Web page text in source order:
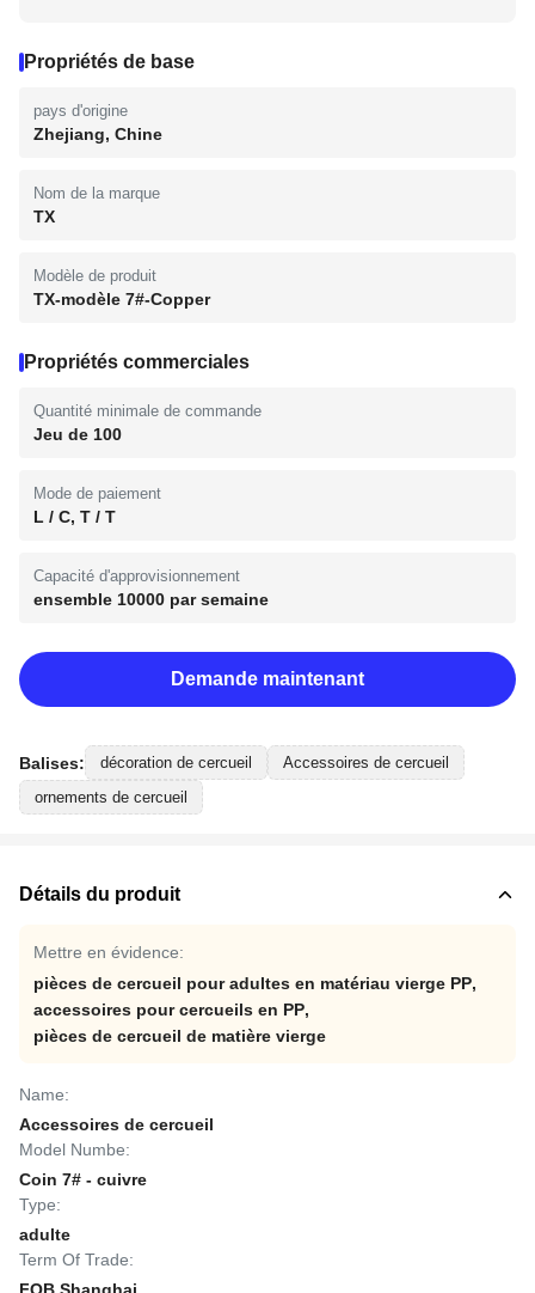
Propriétés de base
pays d'origine
Zhejiang, Chine
Nom de la marque
TX
Modèle de produit
TX-modèle 7#-Copper
Propriétés commerciales
Quantité minimale de commande
Jeu de 100
Mode de paiement
L / C, T / T
Capacité d'approvisionnement
ensemble 10000 par semaine
Demande maintenant
Balises: décoration de cercueil
Accessoires de cercueil
ornements de cercueil
Détails du produit
Mettre en évidence:
pièces de cercueil pour adultes en matériau vierge PP,
accessoires pour cercueils en PP,
pièces de cercueil de matière vierge
Name:
Accessoires de cercueil
Model Numbe:
Coin 7# - cuivre
Type:
adulte
Term Of Trade: